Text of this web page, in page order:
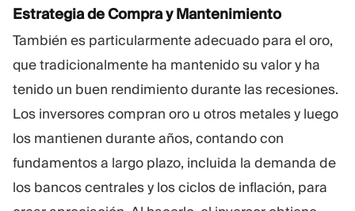
Estrategia de Compra y Mantenimiento
También es particularmente adecuado para el oro,
que tradicionalmente ha mantenido su valor y ha
tenido un buen rendimiento durante las recesiones.
Los inversores compran oro u otros metales y luego
los mantienen durante años, contando con
fundamentos a largo plazo, incluida la demanda de
los bancos centrales y los ciclos de inflación, para